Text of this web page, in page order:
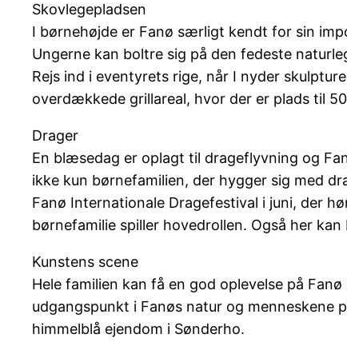
Skovlegepladsen
I børnehøjde er Fanø særligt kendt for sin
Ungerne kan boltre sig på den fedeste
Rejs ind i eventyrets rige, når I nyder
overdækkede grillareal, hvor der er plads til
Drager
En blæsedag er oplagt til drageflyvning og
ikke kun børnefamilien, der hygger sig med
Fanø Internationale Dragefestival i juni, der
børnefamilie spiller hovedrollen. Også her
Kunstens scene
Hele familien kan få en god oplevelse på
udgangspunkt i Fanøs natur og
himmelblå ejendom i Sønderho.